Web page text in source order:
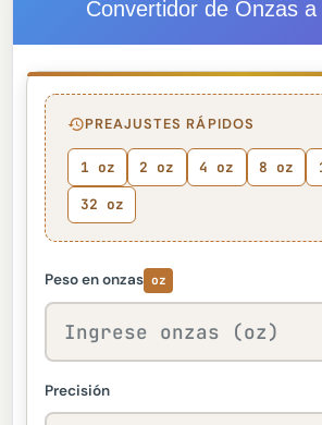
Convertidor de Onzas
PREAJUSTES RÁPIDOS
1 oz 2 oz 4 oz 8 oz
32 oz
Peso en onzas oz
Precisión